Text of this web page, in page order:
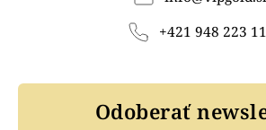
+421 948 223
Odoberať